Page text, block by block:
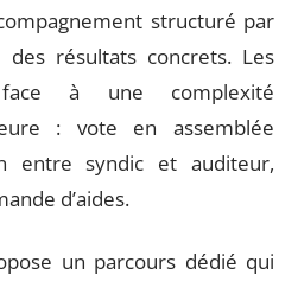
structuré par
résultats concrets. Les
à une complexité
: vote en assemblée
entre syndic et auditeur,
d’aides.
un parcours dédié qui